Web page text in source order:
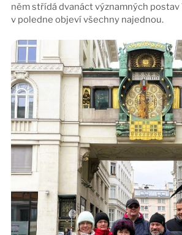
něm střídá dvanáct významných
v poledne objeví všechny najednou.